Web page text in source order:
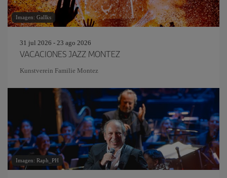
Imagen: Gallks
31 jul 2026 - 23 ago 2026
VACACIONES JAZZ MONTEZ
Kunstverein Familie Montez
Imagen: Raph_PH